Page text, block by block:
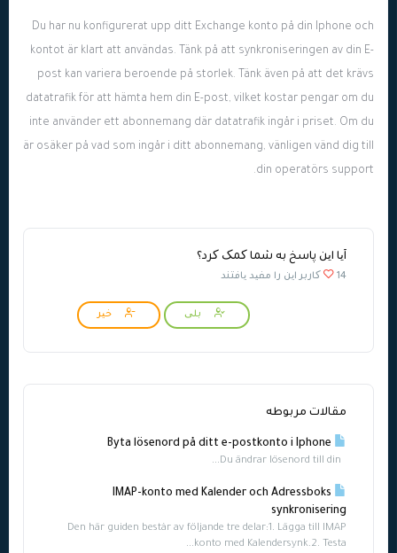
Du har nu konfigurerat upp ditt Exchange konto på din Iphone och
kontot är klart att användas. Tänk på att synkroniseringen av din E-
post kan variera beroende på storlek. Tänk även på att det krävs
datatrafik för att hämta hem din E-post, vilket kostar pengar om du
inte använder ett abonnemang där datatrafik ingår i priset. Om du
är osäker på vad som ingår i ditt abonnemang, vänligen vänd dig till
din operatörs support.
آیا این پاسخ به شما کمک کرد؟
14 کاربر این را مفید یافتند
بلی خیر
مقالات مربوطه
IMAP-konto med Kalender och Adressboks
synkronisering
Den här guiden består av följande tre delar:1. Lägga till IMAP
konto med Kalendersynk.2. Testa...